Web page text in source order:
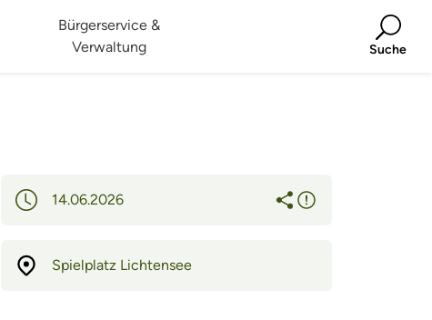
Bürgerservice &
Verwaltung
Suche
14.06.2026
Spielplatz Lichtensee